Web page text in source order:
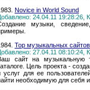
Novice in World Sound
24.04.11 19:28:26,
музыки,
Top музыкальных сайтов
27.04.11 08:10:24,
сайт на музыкальную
Цель проекта -
услуг для ее
необходимую для себя